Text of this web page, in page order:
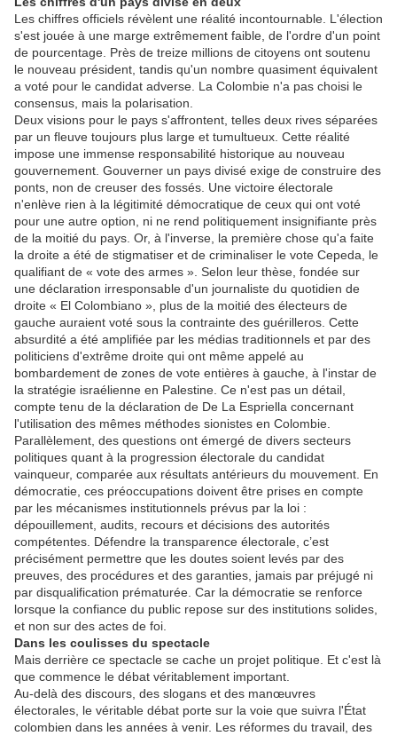
Les chiffres officiels révèlent une réalité incontournable. L'élection
s'est jouée à une marge extrêmement faible, de l'ordre d'un point
de pourcentage. Près de treize millions de citoyens ont soutenu
le nouveau président, tandis qu'un nombre quasiment équivalent
a voté pour le candidat adverse. La Colombie n'a pas choisi le
consensus, mais la polarisation.
Deux visions pour le pays s'affrontent, telles deux rives séparées
par un fleuve toujours plus large et tumultueux. Cette réalité
impose une immense responsabilité historique au nouveau
gouvernement. Gouverner un pays divisé exige de construire des
ponts, non de creuser des fossés. Une victoire électorale
n'enlève rien à la légitimité démocratique de ceux qui ont voté
pour une autre option, ni ne rend politiquement insignifiante près
de la moitié du pays. Or, à l'inverse, la première chose qu'a faite
la droite a été de stigmatiser et de criminaliser le vote Cepeda, le
qualifiant de « vote des armes ». Selon leur thèse, fondée sur
une déclaration irresponsable d'un journaliste du quotidien de
droite « El Colombiano », plus de la moitié des électeurs de
gauche auraient voté sous la contrainte des guérilleros. Cette
absurdité a été amplifiée par les médias traditionnels et par des
politiciens d'extrême droite qui ont même appelé au
bombardement de zones de vote entières à gauche, à l'instar de
la stratégie israélienne en Palestine. Ce n'est pas un détail,
compte tenu de la déclaration de De La Espriella concernant
l'utilisation des mêmes méthodes sionistes en Colombie.
Parallèlement, des questions ont émergé de divers secteurs
politiques quant à la progression électorale du candidat
vainqueur, comparée aux résultats antérieurs du mouvement. En
démocratie, ces préoccupations doivent être prises en compte
par les mécanismes institutionnels prévus par la loi :
dépouillement, audits, recours et décisions des autorités
compétentes. Défendre la transparence électorale, c’est
précisément permettre que les doutes soient levés par des
preuves, des procédures et des garanties, jamais par préjugé ni
par disqualification prématurée. Car la démocratie se renforce
lorsque la confiance du public repose sur des institutions solides,
et non sur des actes de foi.
Dans les coulisses du spectacle
Mais derrière ce spectacle se cache un projet politique. Et c'est là
que commence le débat véritablement important.
Au-delà des discours, des slogans et des manœuvres
électorales, le véritable débat porte sur la voie que suivra l'État
colombien dans les années à venir. Les réformes du travail, des